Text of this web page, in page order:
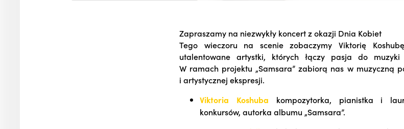
Zapraszamy na niezwykły koncert z okazji Dnia Kobiet
Tego wieczoru na scenie zobaczymy Viktorię
utalentowane artystki, których łączy pasja do
W ramach projektu „Samsara” zabiorą nas w muzyczną
i artystycznej ekspresji.
Viktoria Koshuba kompozytorka, pianistka i
konkursów, autorka albumu „Samsara”.